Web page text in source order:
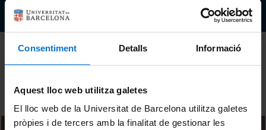
Consentiment Detalls Informació
Aquest lloc web utilitza galetes
El lloc web de la Universitat de Barcelona utilitza galetes
pròpies i de tercers amb la finalitat de gestionar les
Ordenar